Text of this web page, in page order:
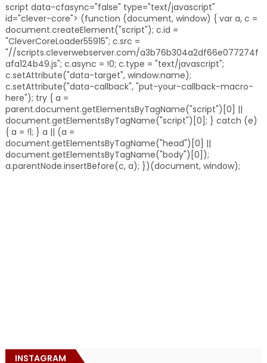
script data-cfasync="false" type="text/javascript"
id="clever-core"> (function (document, window) { var a, c =
document.createElement("script"); c.id =
"CleverCoreLoader55915"; c.src =
"//scripts.cleverwebserver.com/a3b76b304a2df66e077274f
afa124b49.js"; c.async = !0; c.type = "text/javascript";
c.setAttribute("data-target", window.name);
c.setAttribute("data-callback", "put-your-callback-macro-
here"); try { a =
parent.document.getElementsByTagName("script")[0] ||
document.getElementsByTagName("script")[0]; } catch (e)
{ a = !1; } a || (a =
document.getElementsByTagName("head")[0] ||
document.getElementsByTagName("body")[0]);
a.parentNode.insertBefore(c, a); })(document, window);
INSTAGRAM